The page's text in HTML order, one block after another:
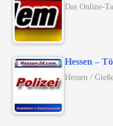
Das Online-
Hessen –
Hessen /